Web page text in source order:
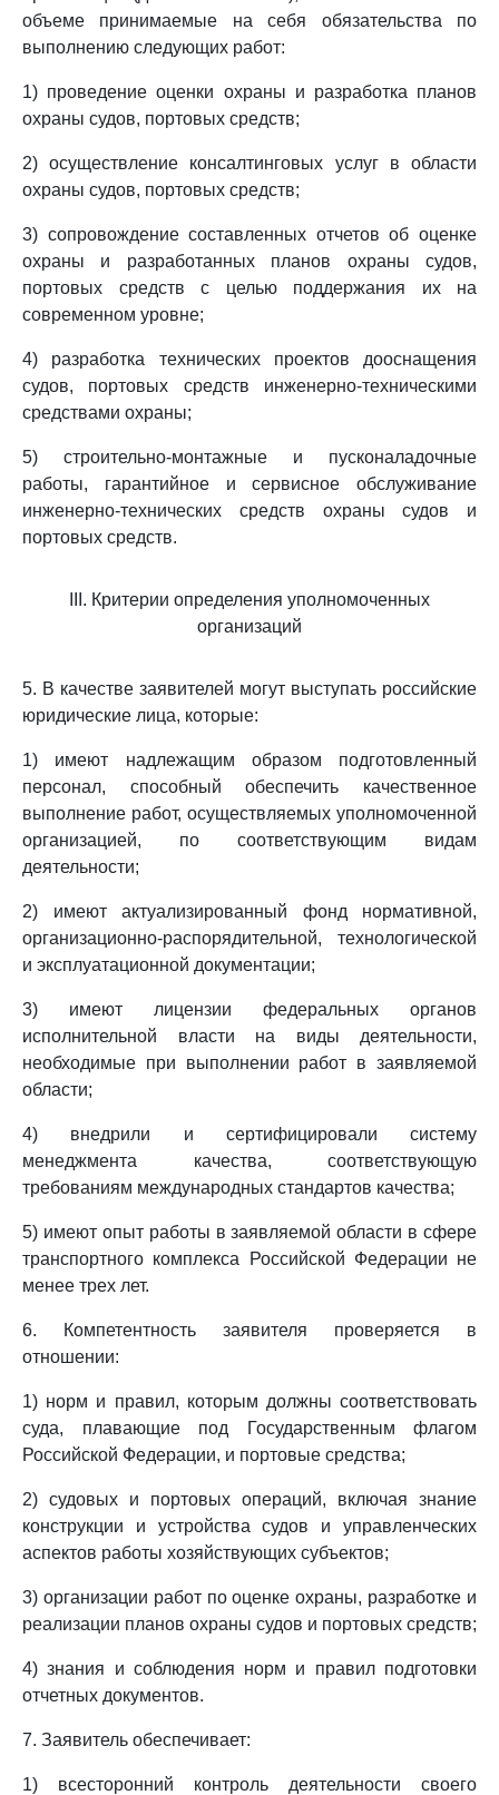
объеме принимаемые на себя обязательства по
выполнению следующих работ:
1) проведение оценки охраны и разработка планов
охраны судов, портовых средств;
2) осуществление консалтинговых услуг в области
охраны судов, портовых средств;
3) сопровождение составленных отчетов об оценке
охраны и разработанных планов охраны судов,
портовых средств с целью поддержания их на
современном уровне;
4) разработка технических проектов дооснащения
судов, портовых средств инженерно-техническими
средствами охраны;
5) строительно-монтажные и пусконаладочные
работы, гарантийное и сервисное обслуживание
инженерно-технических средств охраны судов и
портовых средств.
III. Критерии определения уполномоченных
организаций
5. В качестве заявителей могут выступать российские
юридические лица, которые:
1) имеют надлежащим образом подготовленный
персонал, способный обеспечить качественное
выполнение работ, осуществляемых уполномоченной
организацией, по соответствующим видам
деятельности;
2) имеют актуализированный фонд нормативной,
организационно-распорядительной, технологической
и эксплуатационной документации;
3) имеют лицензии федеральных органов
исполнительной власти на виды деятельности,
необходимые при выполнении работ в заявляемой
области;
4) внедрили и сертифицировали систему
менеджмента качества, соответствующую
требованиям международных стандартов качества;
5) имеют опыт работы в заявляемой области в сфере
транспортного комплекса Российской Федерации не
менее трех лет.
6. Компетентность заявителя проверяется в
отношении:
1) норм и правил, которым должны соответствовать
суда, плавающие под Государственным флагом
Российской Федерации, и портовые средства;
2) судовых и портовых операций, включая знание
конструкции и устройства судов и управленческих
аспектов работы хозяйствующих субъектов;
3) организации работ по оценке охраны, разработке и
реализации планов охраны судов и портовых средств;
4) знания и соблюдения норм и правил подготовки
отчетных документов.
7. Заявитель обеспечивает:
1) всесторонний контроль деятельности своего